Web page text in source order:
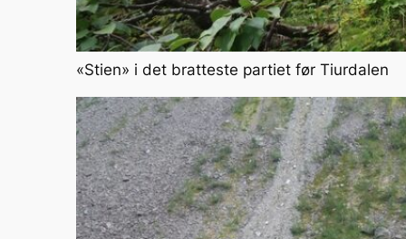
«Stien» i det bratteste partiet før Tiurdalen